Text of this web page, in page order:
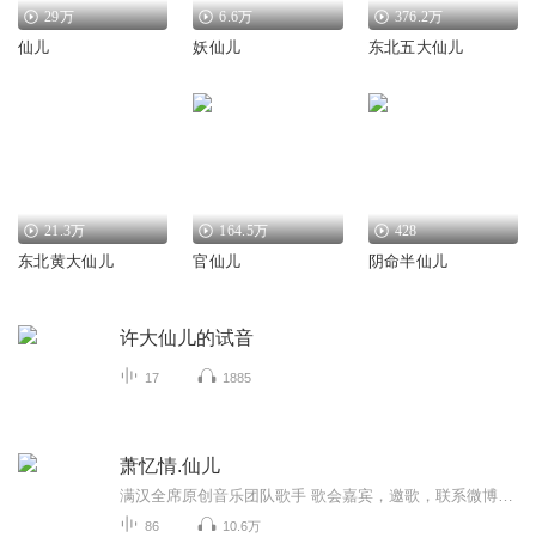
29万
仙儿
6.6万
妖仙儿
376.2万
东北五大仙儿
21.3万
东北黄大仙儿
164.5万
官仙儿
428
阴命半仙儿
许大仙儿的试音
17 1885
萧忆情.仙儿
86 10.6万